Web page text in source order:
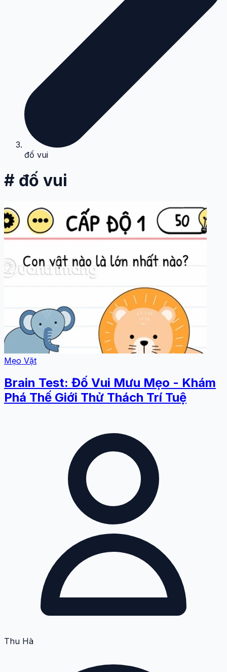
đố vui
# đố vui
Mẹo Vặt
Brain Test: Đố Vui Mưu Mẹo - Khám
Phá Thế Giới Thử Thách Trí Tuệ
Thu Hà